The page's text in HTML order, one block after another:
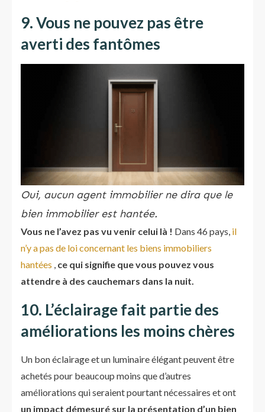
9. Vous ne pouvez pas être
averti des fantômes
Oui, aucun agent immobilier ne dira que le
bien immobilier est hantée.
Vous ne l’avez pas vu venir celui là ! Dans 46 pays, il
n’y a pas de loi concernant les biens immobiliers
hantées , ce qui signifie que vous pouvez vous
attendre à des cauchemars dans la nuit.
10. L’éclairage fait partie des
améliorations les moins chères
Un bon éclairage et un luminaire élégant peuvent être
achetés pour beaucoup moins que d’autres
améliorations qui seraient pourtant nécessaires et ont
un impact démesuré sur la présentation d’un bien